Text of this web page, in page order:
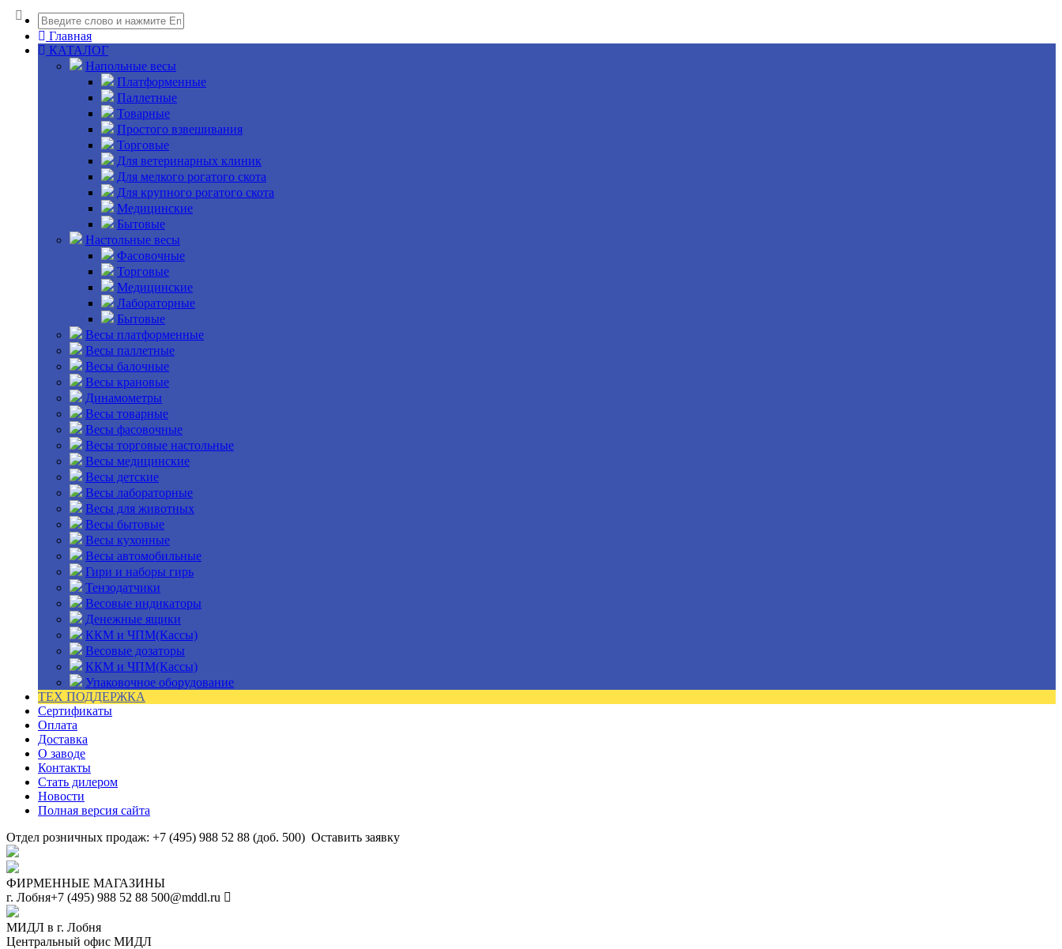
Главная
КАТАЛОГ
Напольные весы
Платформенные
Паллетные
Товарные
Простого взвешивания
Торговые
Для ветеринарных клиник
Для мелкого рогатого скота
Для крупного рогатого скота
Медицинские
Бытовые
Настольные весы
Фасовочные
Торговые
Медицинские
Лабораторные
Бытовые
Весы платформенные
Весы паллетные
Весы балочные
Весы крановые
Динамометры
Весы товарные
Весы фасовочные
Весы торговые настольные
Весы медицинские
Весы детские
Весы лабораторные
Весы для животных
Весы бытовые
Весы кухонные
Весы автомобильные
Гири и наборы гирь
Тензодатчики
Весовые индикаторы
Денежные ящики
ККМ и ЧПМ(Кассы)
Весовые дозаторы
ККМ и ЧПМ(Кассы)
Упаковочное оборудование
ТЕХ ПОДДЕРЖКА
Сертификаты
Оплата
Доставка
О заводе
Контакты
Стать дилером
Новости
Полная версия сайта
Отдел розничных продаж: +7 (495) 988 52 88 (доб. 500) Оставить заявку
ФИРМЕННЫЕ МАГАЗИНЫ
г. Лобня+7 (495) 988 52 88 500@mddl.ru
МИДЛ в г. Лобня
Центральный офис МИДЛ